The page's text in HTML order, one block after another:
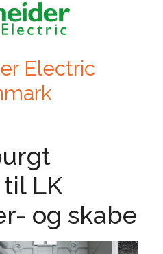
Electric
LK
og skabe